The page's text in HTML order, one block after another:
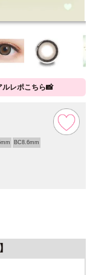
ルレポこちら📸
BC8.6mm